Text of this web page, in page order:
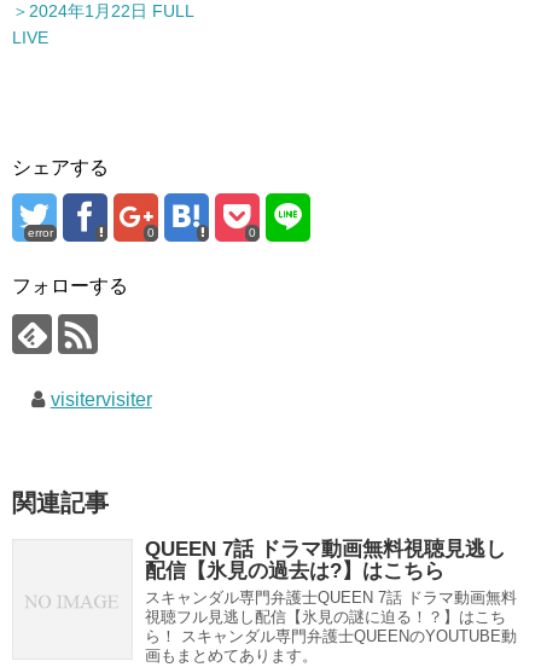
＞2024年1月22日 FULL
LIVE
シェアする
error 0 0
フォローする
visitervisiter
関連記事
QUEEN 7話 ドラマ動画無料視聴見逃し
配信【氷見の過去は?】はこちら
スキャンダル専門弁護士QUEEN 7話 ドラマ動画無料
視聴フル見逃し配信【氷見の謎に迫る！？】はこち
ら！ スキャンダル専門弁護士QUEENのYOUTUBE動
画もまとめてあります。